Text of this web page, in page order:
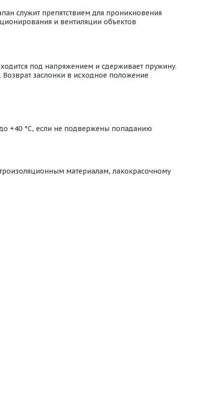
служит препятствием для проникновения
и вентиляции объектов
под напряжением и сдерживает пружину.
заслонки в исходное положение
+40 °С, если не подвержены попаданию
материалам, лакокрасочному